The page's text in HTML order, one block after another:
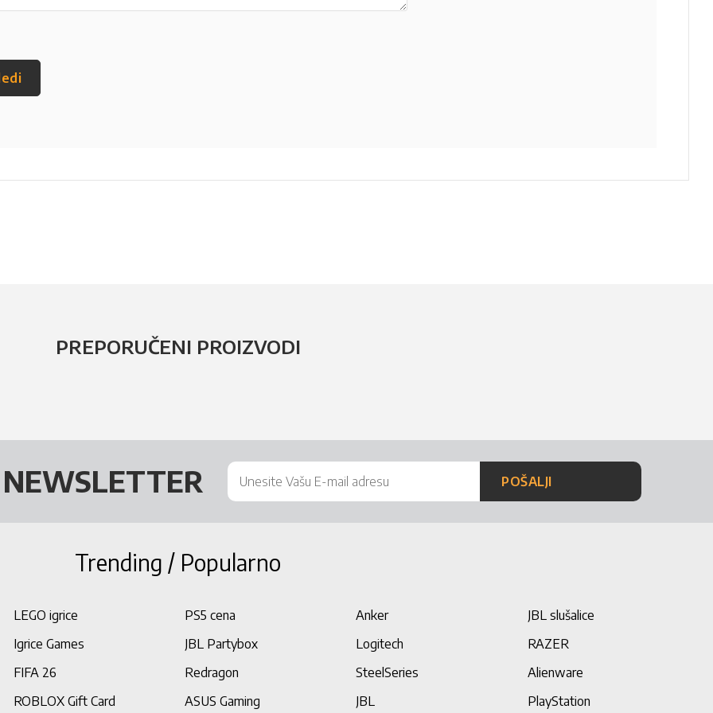
PREPORUČENI PROIZVODI
NEWSLETTER POŠALJI
Trending / Popularno
LEGO igrice PS5 cena Anker
JBL slušalice
Igrice Games
JBL Partybox Logitech
RAZER
FIFA 26
Redragon SteelSeries
Alienware
ROBLOX Gift Card
ASUS Gaming JBL PlayStation